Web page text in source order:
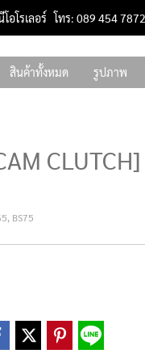
โอโรเลอร์ โทร: 089 454 7872
สินค้าทั้งหมด รูปภาพ
CLUTCH]
BS75